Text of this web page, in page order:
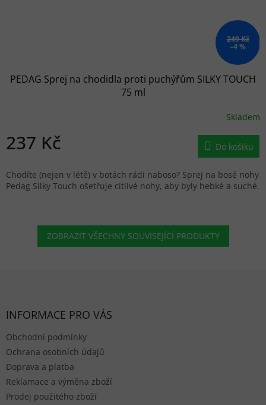
249 Kč
–4 %
PEDAG Sprej na chodidla proti puchýřům SILKY TOUCH
75 ml
Skladem
237 Kč Do košíku
Chodíte (nejen v létě) v botách rádi naboso? Sprej na bosé nohy
Pedag Silky Touch ošetřuje citlivé nohy, aby byly hebké a suché.
ZOBRAZIT VŠECHNY SOUVISEJÍCÍ PRODUKTY
INFORMACE PRO VÁS
Obchodní podmínky
Ochrana osobních údajů
Doprava a platba
Reklamace a výměna zboží
Prodej použitého zboží